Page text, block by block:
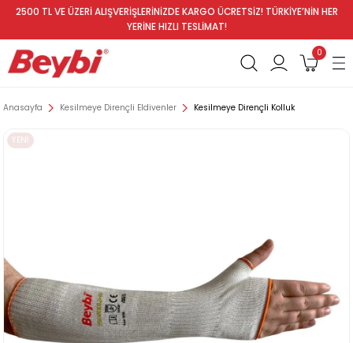
2500 TL VE ÜZERİ ALIŞVERİŞLERİNİZDE KARGO ÜCRETSİZ! TÜRKİYE’NİN HER
YERİNE HIZLI TESLİMAT!
0
Anasayfa Kesilmeye Dirençli Eldivenler Kesilmeye Dirençli Kolluk
YENİ